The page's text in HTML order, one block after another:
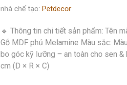
nhà chế tạo: Petdecor
🔹 Thông tin chi tiết sản phẩm: Tên
Gỗ MDF phủ Melamine Màu sắc:
bo góc kỹ lưỡng – an toàn cho sen
cm (D × R × C)